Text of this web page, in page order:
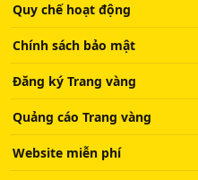
Quy chế hoạt động
Chính sách bảo mật
Đăng ký Trang vàng
Quảng cáo Trang vàng
Website miễn phí